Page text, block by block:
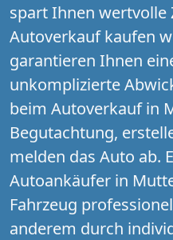
spart Ihnen wertvolle
Autoverkauf kaufen
garantieren Ihnen
unkomplizierte
beim Autoverkauf in
Begutachtung,
melden das Auto ab.
Autoankäufer in
Fahrzeug
anderem durch